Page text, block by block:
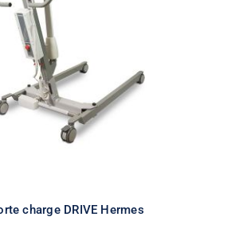
charge DRIVE Hermes